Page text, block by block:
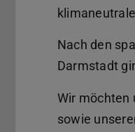
Nach den
Darmstadt
Wir möchten
sowie